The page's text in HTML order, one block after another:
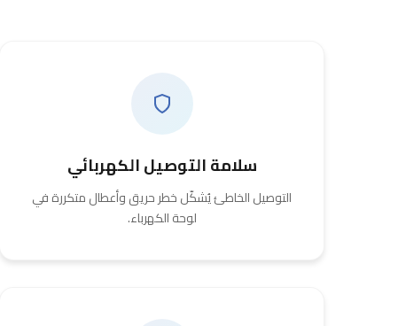
سلامة التوصيل الكهربائي
التوصيل الخاطئ يُشكّل خطر حريق وأعطال متكررة في
لوحة الكهرباء.